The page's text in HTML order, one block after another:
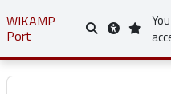
Skip to main content
WIKAMP
Port Toggle search